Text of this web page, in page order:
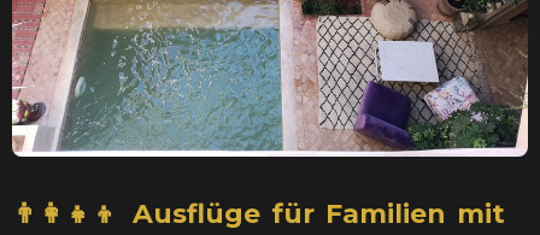
👨‍👩‍👧‍👦 Ausflüge für Familien mit